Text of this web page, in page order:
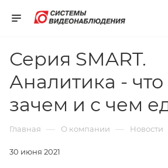
Серия SMART.
Аналитика - что
зачем и с чем
Главная — О компании — Новости
30 июня 2021